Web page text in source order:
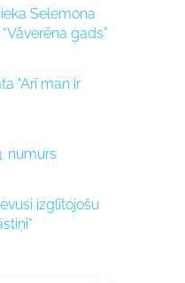
Selemona
gads”
"Arī man ir
numurs
izglītojošu